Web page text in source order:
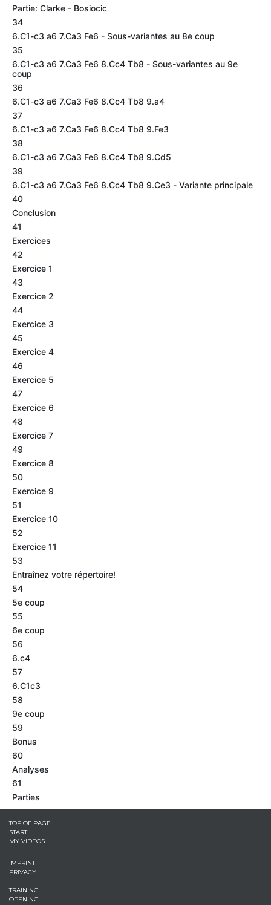
Partie: Clarke - Bosiocic
34
6.C1-c3 a6 7.Ca3 Fe6 - Sous-variantes au 8e coup
35
6.C1-c3 a6 7.Ca3 Fe6 8.Cc4 Tb8 - Sous-variantes au 9e
coup
36
6.C1-c3 a6 7.Ca3 Fe6 8.Cc4 Tb8 9.a4
37
6.C1-c3 a6 7.Ca3 Fe6 8.Cc4 Tb8 9.Fe3
38
6.C1-c3 a6 7.Ca3 Fe6 8.Cc4 Tb8 9.Cd5
39
6.C1-c3 a6 7.Ca3 Fe6 8.Cc4 Tb8 9.Ce3 - Variante principale
40
Conclusion
41
Exercices
42
Exercice 1
43
Exercice 2
44
Exercice 3
45
Exercice 4
46
Exercice 5
47
Exercice 6
48
Exercice 7
49
Exercice 8
50
Exercice 9
51
Exercice 10
52
Exercice 11
53
Entraînez votre répertoire!
54
5e coup
55
6e coup
56
6.c4
57
6.C1c3
58
9e coup
59
Bonus
60
Analyses
61
Parties
TOP OF PAGE
START
MY VIDEOS
IMPRINT
PRIVACY
TRAINING
OPENING